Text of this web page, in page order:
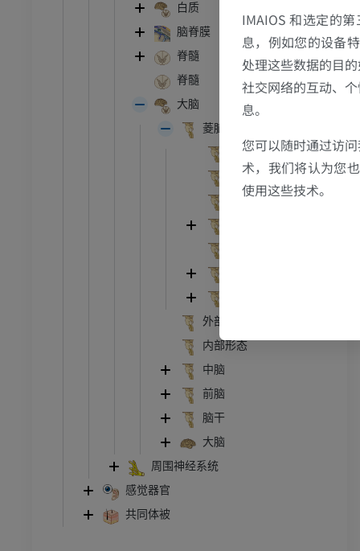
白质
脑脊膜
脊髓
脊髓
大脑
菱脑 ;后脑
外部形态
内部形态
延髓
外部形态
内部形态
中脑
前脑
脑干
大脑
周围神经系统
感觉器官
共同体被
前足MRI
MRI
优质会员
下肢MRI
MRI
优质会员
下肢X光照片
放射影像学
免費
下肢血管造影
插画
优质会员
踝关节和足部计算机断层
扫描
计算机体层摄影
优质会员
IMAIOS 和选定的
息，例如您的设备
处理这些数据的目
社交网络的互动、
息。
您可以随时通过访
术，我们将认为您
使用这些技术。